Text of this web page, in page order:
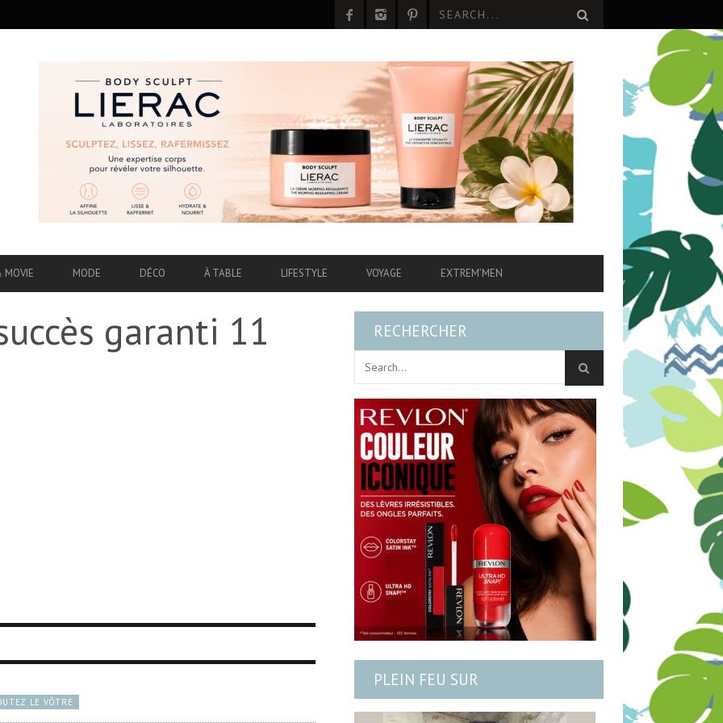
MOVIE MODE DÉCO À TABLE LIFESTYLE VOYAGE EXTREM’MEN
garanti 11
LE VÔTRE
RECHERCHER
PLEIN FEU SUR